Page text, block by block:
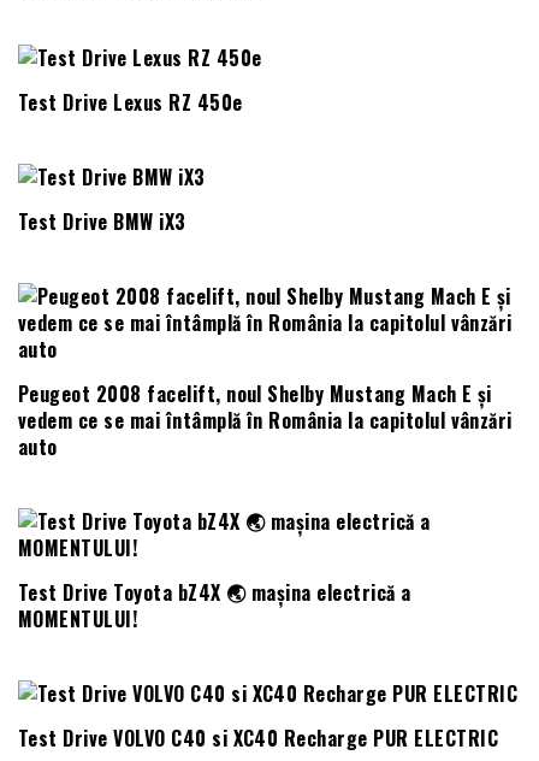
Test Drive Lexus RZ 450e
Test Drive BMW iX3
Peugeot 2008 facelift, noul Shelby Mustang Mach E și
vedem ce se mai întâmplă în România la capitolul vânzări
auto
Test Drive Toyota bZ4X 🌏 mașina electrică a
MOMENTULUI!
Test Drive VOLVO C40 si XC40 Recharge PUR ELECTRIC